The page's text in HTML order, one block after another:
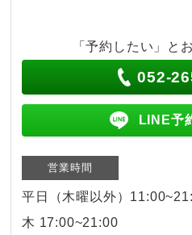
「予約したい」と
052-
LINE予
営業時間
平日（木曜以外）
木 17:00~21:00